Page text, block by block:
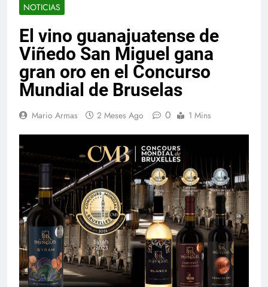
NOTICIAS
El vino guanajuatense de
Viñedo San Miguel gana
gran oro en el Concurso
Mundial de Bruselas
Mario Armas 2 Meses Ago 0 1 Mins